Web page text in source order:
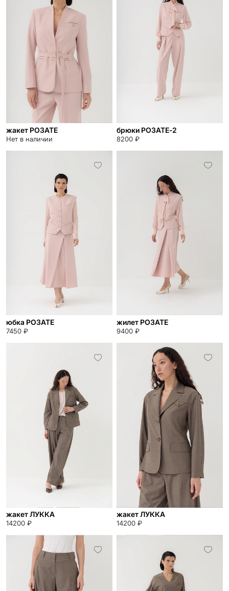
жакет РОЗАТЕ
Нет в наличии
брюки РОЗАТЕ-2
8200 ₽
юбка РОЗАТЕ
7450 ₽
жилет РОЗАТЕ
9400 ₽
жакет ЛУККА
14200 ₽
жакет ЛУККА
14200 ₽